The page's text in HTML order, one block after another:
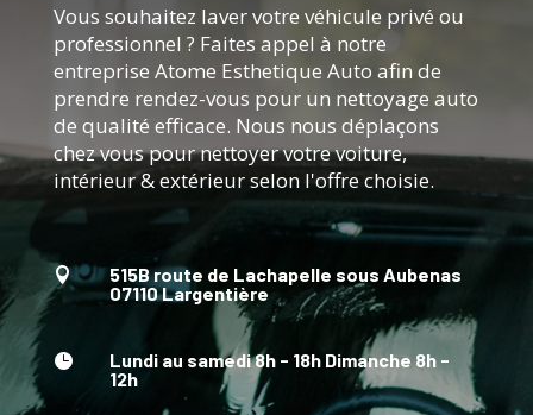
Vous souhaitez laver votre véhicule privé ou
professionnel ? Faites appel à notre
entreprise Atome Esthetique Auto afin de
prendre rendez-vous pour un nettoyage auto
de qualité efficace. Nous nous déplaçons
chez vous pour nettoyer votre voiture,
intérieur & extérieur selon l'offre choisie.

515B route de Lachapelle sous Aubenas
07110 Largentière

Lundi au samedi 8h - 18h Dimanche 8h -
12h